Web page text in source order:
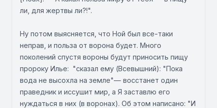
ли, для жертвы ли?!".
Ну потом выясняется, что Ной был все-таки
неправ, и польза от ворона будет. Много
поколений спустя вороны будут приносить пищу
пророку Илье: "сказал ему (Всевышний): "Пока
вода не высохла на земле"— восстанет один
праведник и иссушит мир, а Я заставлю его
нуждаться в них (в воронах). Об этом написано: "И